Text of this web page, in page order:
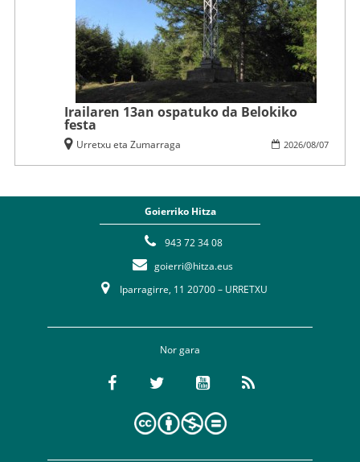
Irailaren 13an ospatuko da Belokiko
festa
2026/08/07
Urretxu eta Zumarraga
Goierriko Hitza
943 72 34 08
goierri@hitza.eus
Iparragirre, 11 20700 – URRETXU
Nor gara